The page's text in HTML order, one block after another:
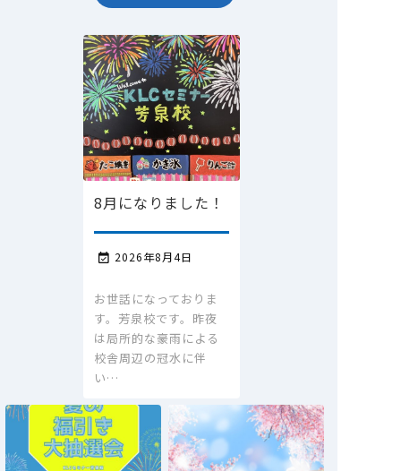
8月になりました！
 2026年8月4日
お世話になっておりま
す。芳泉校です。昨夜
は局所的な豪雨による
校舎周辺の冠水に伴
い…